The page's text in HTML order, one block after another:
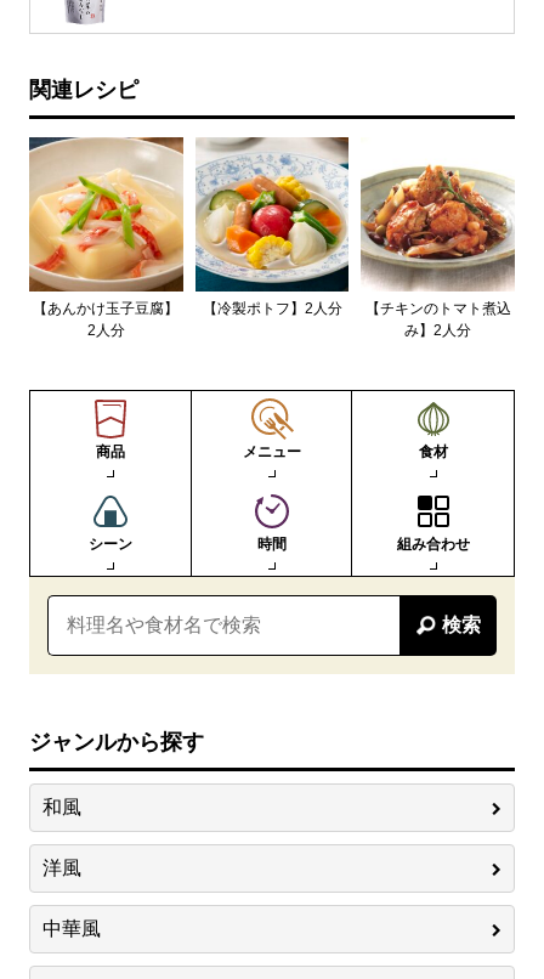
関連レシピ
【あんかけ玉子豆腐】
2人分
【冷製ポトフ】2人分
【チキンのトマト煮込
み】2人分
商品 メニュー 食材
シーン 時間 組み合わせ
検索
ジャンルから探す
和風
洋風
中華風